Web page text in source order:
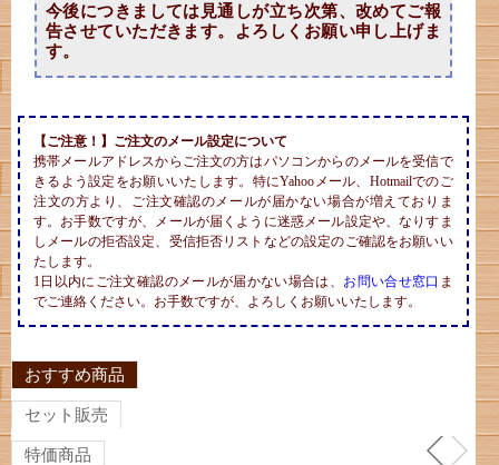
今後につきましては見通しが立ち次第、改めてご報
告させていただきます。よろしくお願い申し上げま
す。
【ご注意！】ご注文のメール設定について
携帯メールアドレスからご注文の方はパソコンからのメールを受信で
きるよう設定をお願いいたします。特にYahooメール、Hotmailでのご
注文の方より、ご注文確認のメールが届かない場合が増えておりま
す。お手数ですが、メールが届くように迷惑メール設定や、なりすま
しメールの拒否設定、受信拒否リストなどの設定のご確認をお願いい
たします。
1日以内にご注文確認のメールが届かない場合は、 お問い合せ窓口 ま
でご連絡ください。お手数ですが、よろしくお願いいたします。
おすすめ商品
セット販売
特価商品